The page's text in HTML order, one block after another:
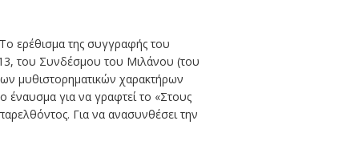
ερέθισμα της συγγραφής του
του Συνδέσμου του Μιλάνου (του
μυθιστορηματικών χαρακτήρων
έναυσμα για να γραφτεί το «Στους
Για να ανασυνθέσει την